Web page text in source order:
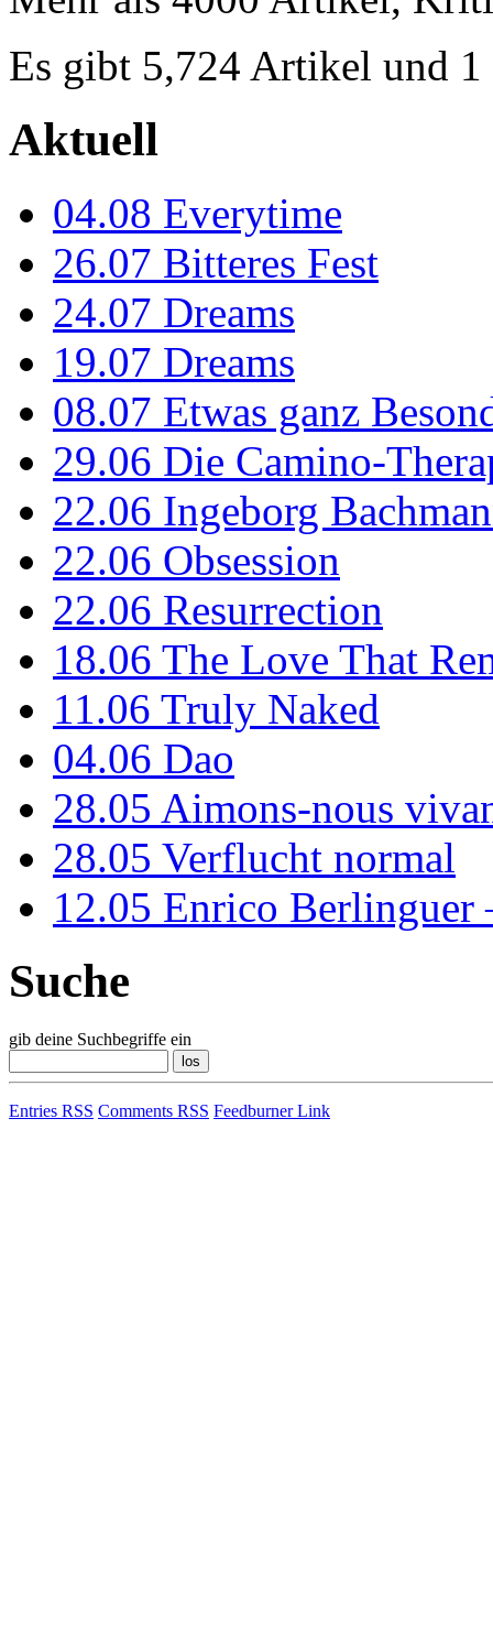
Es gibt 5,724 Artikel und 1
Aktuell
04.08 Everytime
26.07 Bitteres Fest
24.07 Dreams
19.07 Dreams
08.07 Etwas ganz
29.06 Die Camino-
22.06 Ingeborg
22.06 Obsession
22.06 Resurrection
18.06 The Love That
11.06 Truly Naked
04.06 Dao
28.05 Aimons-nous
28.05 Verflucht normal
12.05 Enrico Berlinguer
Suche
gib deine Suchbegriffe ein
Entries RSS Comments RSS Feedburner Link